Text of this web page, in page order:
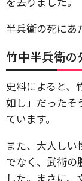
半兵衛の死にあ
竹中半兵衛の
史料によると、
如し」だったそ
ています。
また、大人し
でなく、武術の
した。まさに、